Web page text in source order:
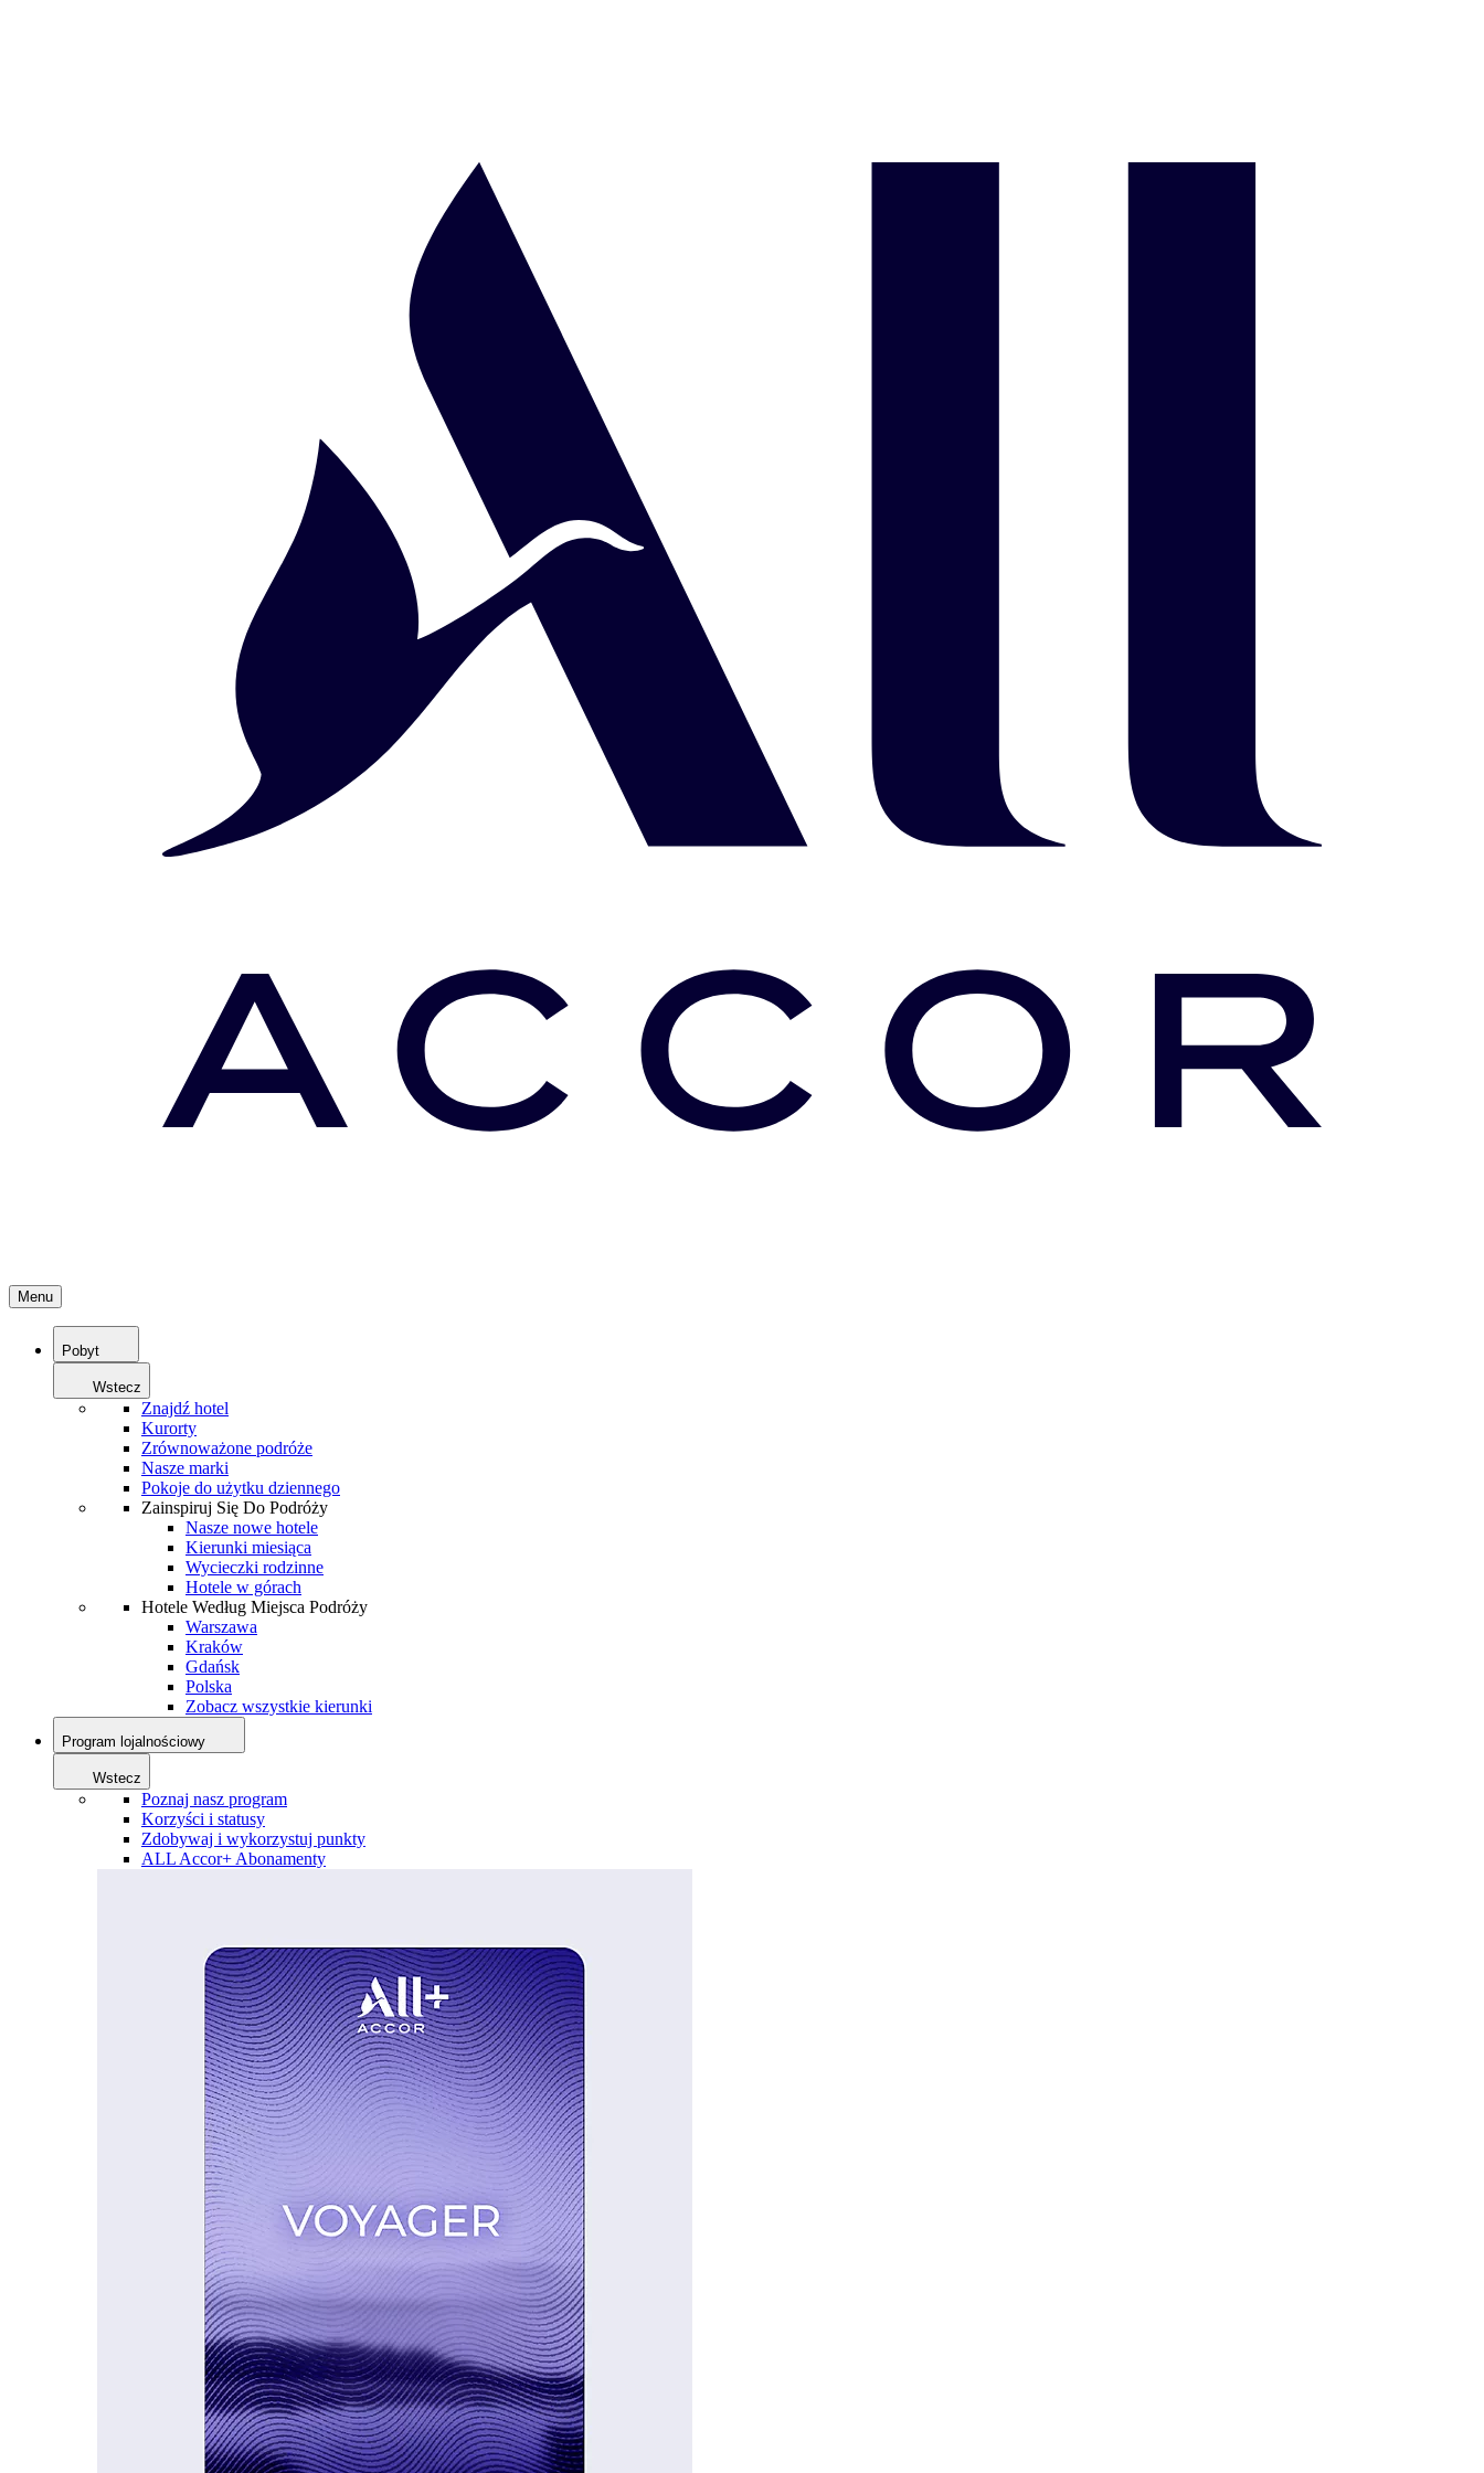
Menu
Pobyt
Wstecz
Znajdź hotel
Kurorty
Zrównoważone podróże
Nasze marki
Pokoje do użytku dziennego
Zainspiruj Się Do Podróży
Nasze nowe hotele
Kierunki miesiąca
Wycieczki rodzinne
Hotele w górach
Hotele Według Miejsca Podróży
Warszawa
Kraków
Gdańsk
Polska
Zobacz wszystkie kierunki
Program lojalnościowy
Wstecz
Poznaj nasz program
Korzyści i statusy
Zdobywaj i wykorzystuj punkty
ALL Accor+ Abonamenty